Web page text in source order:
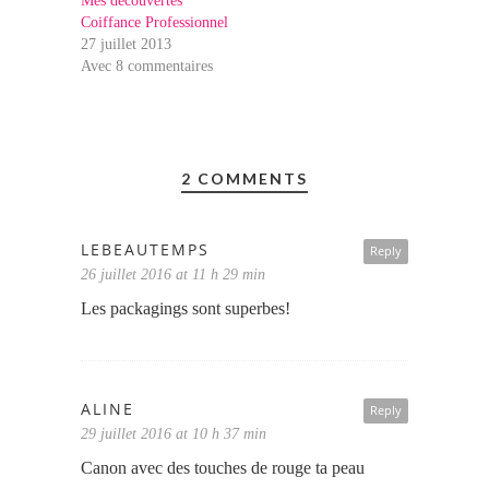
Coiffance Professionnel
27 juillet 2013
Avec 8 commentaires
2 COMMENTS
Reply
LEBEAUTEMPS
26 juillet 2016 at 11 h 29 min
Les packagings sont superbes!
Reply
ALINE
29 juillet 2016 at 10 h 37 min
Canon avec des touches de rouge ta peau